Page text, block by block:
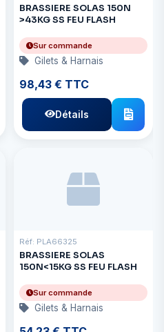
BRASSIERE SOLAS 150N
>43KG SS FEU FLASH
Sur commande
Gilets & Harnais
98,43 € TTC
Détails
Réf: PLA66325
BRASSIERE SOLAS
150N<15KG SS FEU FLASH
Sur commande
Gilets & Harnais